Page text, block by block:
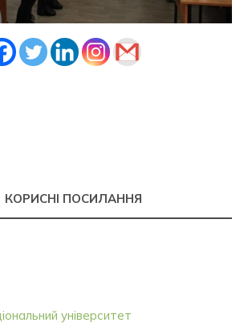
КОРИСНІ ПОСИЛАННЯ
університет